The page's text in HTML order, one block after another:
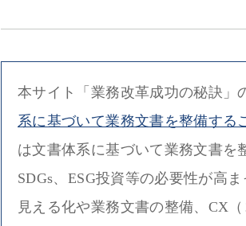
本サイト「業務改革成功の秘訣」
系に基づいて業務文書を整備する
は文書体系に基づいて業務文書
SDGs、ESG投資等の必要性が高
見える化や業務文書の整備、CX